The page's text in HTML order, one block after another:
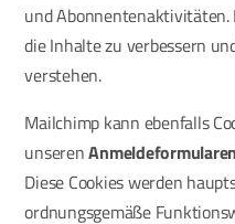
und
die Inhalte zu verbessern
verstehen.
Mailchimp kann ebenfalls
unserenAnmeldeformularen
Diese Cookies werden
ordnungsgemäße